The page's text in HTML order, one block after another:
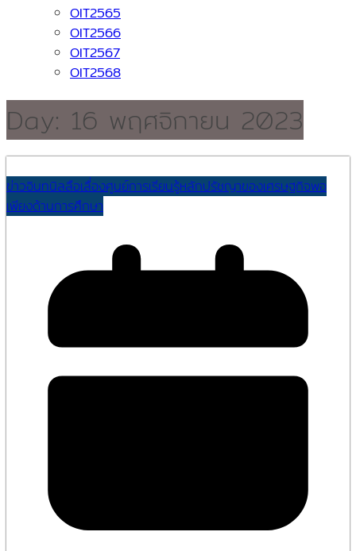
OIT2565
OIT2566
OIT2567
OIT2568
Day: 16 พฤศจิกายน 2023
ข่าวอินทนิลลือเลื่องศูนย์การเรียนรู้หลักปรัชญาของเศรษฐกิจพอ
เพียงด้านการศึกษา